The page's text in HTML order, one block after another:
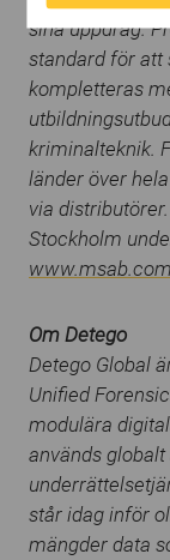
sina uppdrag.
standard för att
kompletteras
kriminalteknik.
länder över
via
Stockholm
www.msab.com
Om Detego
Detego Global
Unified
modulära
används
står idag inför
mängder data
offers or
what